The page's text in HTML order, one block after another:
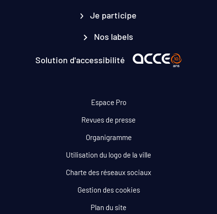
Je participe
Nos labels
Solution d'accessibilité
Espace Pro
Revues de presse
Organigramme
Utilisation du logo de la ville
Charte des réseaux sociaux
Gestion des cookies
Plan du site